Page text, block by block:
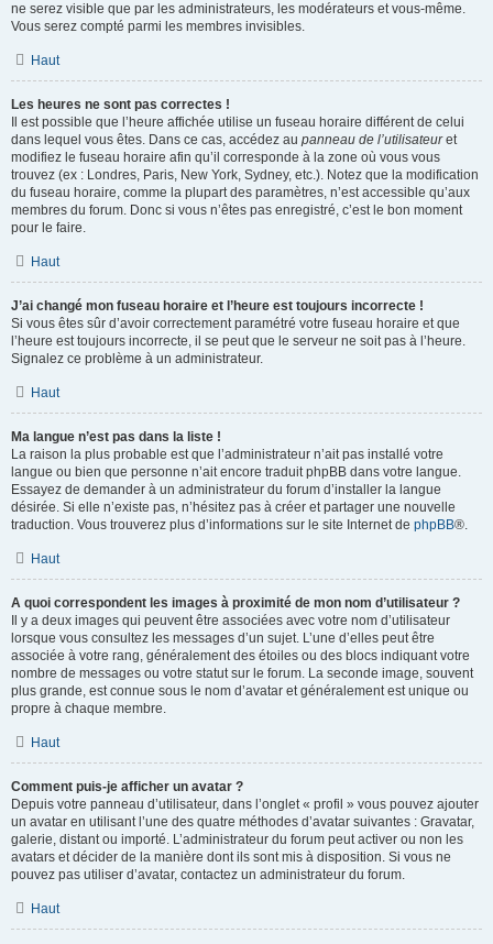
ne serez visible que par les administrateurs, les modérateurs et vous-même.
Vous serez compté parmi les membres invisibles.
Haut
Les heures ne sont pas correctes !
Il est possible que l’heure affichée utilise un fuseau horaire différent de celui
dans lequel vous êtes. Dans ce cas, accédez au panneau de l’utilisateuret
modifiez le fuseau horaire afin qu’il corresponde à la zone où vous vous
trouvez (ex : Londres, Paris, New York, Sydney, etc.). Notez que la modification
du fuseau horaire, comme la plupart des paramètres, n’est accessible qu’aux
membres du forum. Donc si vous n’êtes pas enregistré, c’est le bon moment
pour le faire.
Haut
J’ai changé mon fuseau horaire et l’heure est toujours incorrecte !
Si vous êtes sûr d’avoir correctement paramétré votre fuseau horaire et que
l’heure est toujours incorrecte, il se peut que le serveur ne soit pas à l’heure.
Signalez ce problème à un administrateur.
Haut
Ma langue n’est pas dans la liste !
La raison la plus probable est que l’administrateur n’ait pas installé votre
langue ou bien que personne n’ait encore traduit phpBB dans votre langue.
Essayez de demander à un administrateur du forum d’installer la langue
désirée. Si elle n’existe pas, n’hésitez pas à créer et partager une nouvelle
traduction. Vous trouverez plus d’informations sur le site Internet de phpBB®.
Haut
A quoi correspondent les images à proximité de mon nom d’utilisateur ?
Il y a deux images qui peuvent être associées avec votre nom d’utilisateur
lorsque vous consultez les messages d’un sujet. L’une d’elles peut être
associée à votre rang, généralement des étoiles ou des blocs indiquant votre
nombre de messages ou votre statut sur le forum. La seconde image, souvent
plus grande, est connue sous le nom d’avatar et généralement est unique ou
propre à chaque membre.
Haut
Comment puis-je afficher un avatar ?
Depuis votre panneau d’utilisateur, dans l’onglet « profil » vous pouvez ajouter
un avatar en utilisant l’une des quatre méthodes d’avatar suivantes : Gravatar,
galerie, distant ou importé. L’administrateur du forum peut activer ou non les
avatars et décider de la manière dont ils sont mis à disposition. Si vous ne
pouvez pas utiliser d’avatar, contactez un administrateur du forum.
Haut